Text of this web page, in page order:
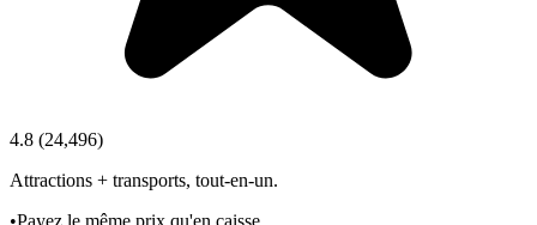
4.8 (24,496)
Attractions + transports, tout‑en‑un.
•Payez le même prix qu'en caisse